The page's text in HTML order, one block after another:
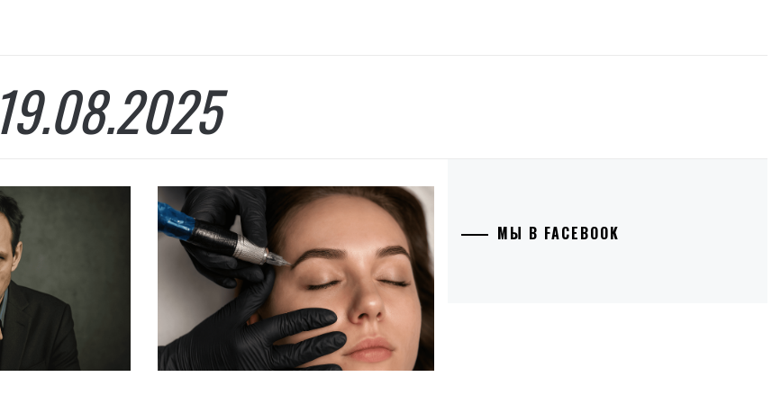
19.08.2025
МЫ В FACEBOOK